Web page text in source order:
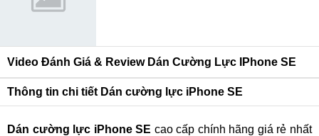
Video Đánh Giá & Review Dán Cường Lực IPhone SE
Thông tin chi tiết Dán cường lực iPhone SE
Dán cường lực iPhone SE cao cấp chính hãng giá rẻ nhất